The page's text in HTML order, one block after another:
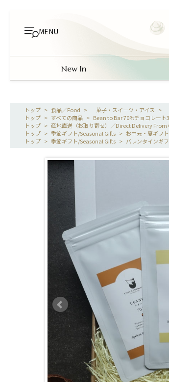
MENU
New In
> 食品／Food > 菓子・スイーツ・アイス >
> すべての商品 > Bean to Bar 70%チョコレート
> 産地直送（お取り寄せ）／Direct Delivery From
> 季節ギフト/Seasonal Gifts > お中元・夏ギフト
> 季節ギフト/Seasonal Gifts > バレンタインギ